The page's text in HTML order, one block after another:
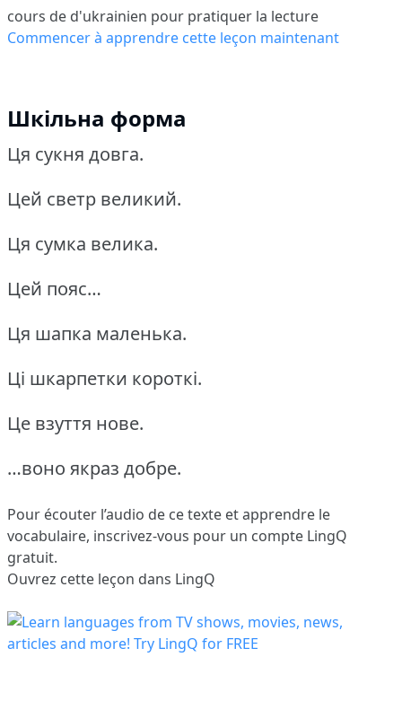
cours de d'ukrainien pour pratiquer la lecture
Commencer à apprendre cette leçon maintenant
Шкільна форма
Ця сукня довга.
Цей светр великий.
Ця сумка велика.
Цей пояс…
Ця шапка маленька.
Ці шкарпетки короткі.
Це взуття нове.
…воно якраз добре.
Pour écouter l’audio de ce texte et apprendre le
vocabulaire, inscrivez-vous pour un compte LingQ
gratuit.
Ouvrez cette leçon dans LingQ